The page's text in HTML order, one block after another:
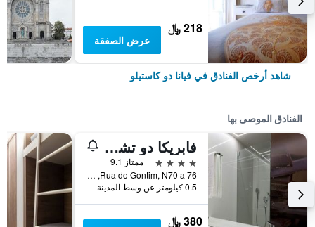
218 ﷼
عرض الصفقة
شاهد أرخص الفنادق في فيانا دو كاستيلو
الفنادق الموصى بها
فابريكا دو تشوكليت
4 نجوم
ممتاز 9.1
Rua do Gontim, N70 a 76, فيانا دو كاستيلو, محافظة فيانا دو كاستيلو, البرتغال
0.5 كيلومتر عن وسط المدينة
380 ﷼